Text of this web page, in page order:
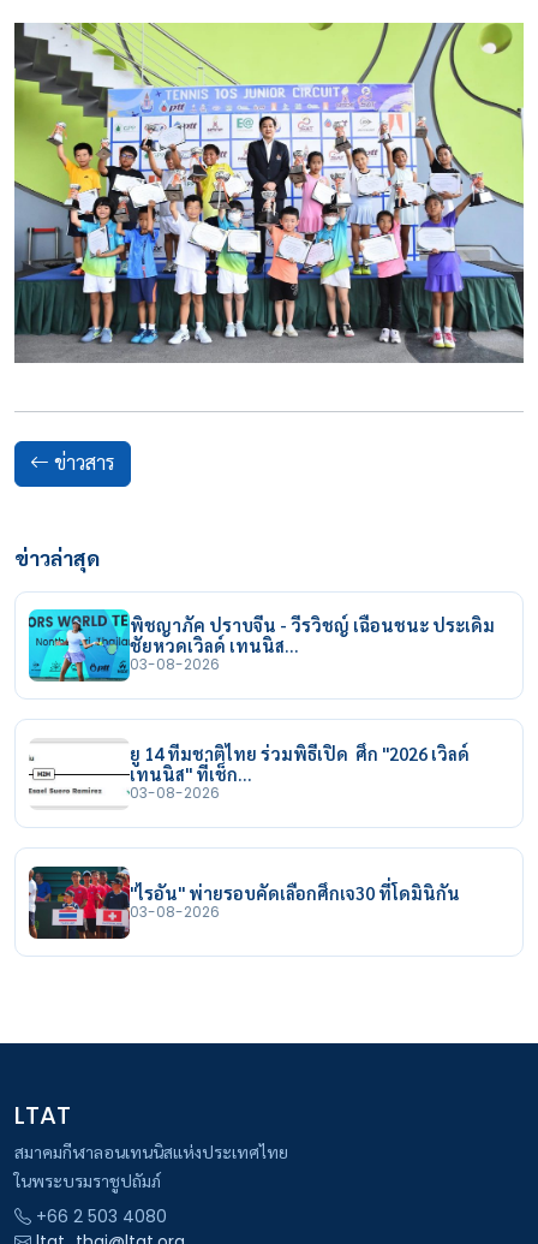
ข่าวสาร
ข่าวล่าสุด
พิชญาภัค ปราบจีน - วีรวิชญ์ เฉือนชนะ ประเดิม
ชัยหวดเวิลด์ เทนนิส…
03-08-2026
ยู 14 ทีมชาติไทย ร่วมพิธีเปิด ศึก "2026 เวิลด์
เทนนิส" ที่เช็ก…
03-08-2026
"ไรอัน" พ่ายรอบคัดเลือกศึกเจ30 ที่โดมินิกัน
03-08-2026
LTAT
สมาคมกีฬาลอนเทนนิสแห่งประเทศไทย
ในพระบรมราชูปถัมภ์
+66 2 503 4080